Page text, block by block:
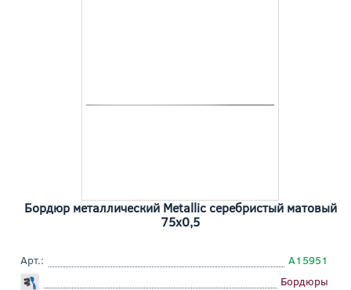
Бордюр металлический Metallic серебристый матовый
75x0,5
Арт.:
A15951
Бордюры